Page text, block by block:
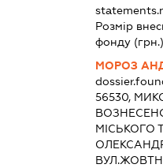
Розмір
фонду
МОРОЗ
56530,
МІСЬКОГО